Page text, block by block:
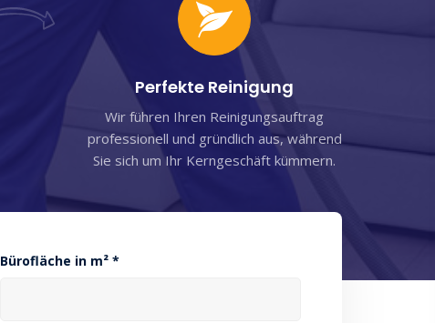
Perfekte Reinigung
Wir führen Ihren Reinigungsauftrag
professionell und gründlich aus, während
Sie sich um Ihr Kerngeschäft kümmern.
Bürofläche in m² *